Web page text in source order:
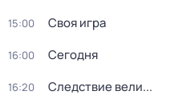
15:00 Своя игра
16:00 Сегодня
16:20
Следствие вели...